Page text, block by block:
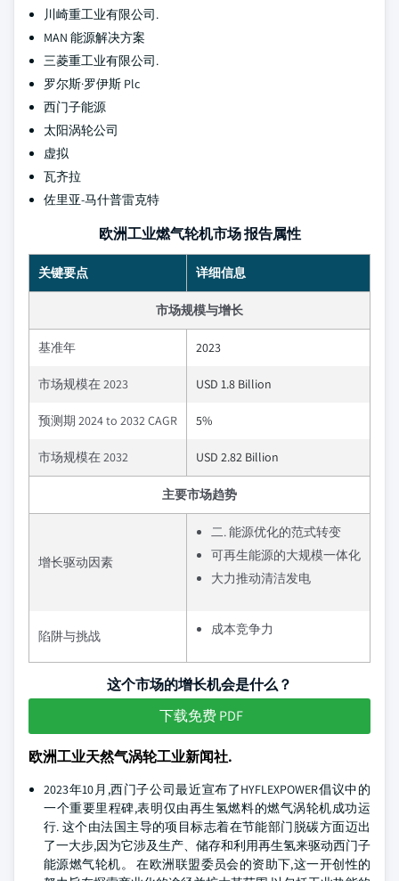
川崎重工业有限公司.
MAN 能源解决方案
三菱重工业有限公司.
罗尔斯·罗伊斯 Plc
西门子能源
太阳涡轮公司
虚拟
瓦齐拉
佐里亚-马什普雷克特
欧洲工业燃气轮机市场 报告属性
关键要点 详细信息
市场规模与增长
基准年 2023
市场规模在 2023 USD 1.8 Billion
预测期 2024 to 2032 CAGR 5%
市场规模在 2032 USD 2.82 Billion
主要市场趋势
增长驱动因素
二. 能源优化的范式转变
可再生能源的大规模一体化
大力推动清洁发电
陷阱与挑战 成本竞争力
这个市场的增长机会是什么？
下载免费 PDF
欧洲工业天然气涡轮工业新闻社.
2023年10月,西门子公司最近宣布了HYFLEXPOWER倡议中的
一个重要里程碑,表明仅由再生氢燃料的燃气涡轮机成功运
行. 这个由法国主导的项目标志着在节能部门脱碳方面迈出
了一大步,因为它涉及生产、储存和利用再生氢来驱动西门子
能源燃气轮机。 在欧洲联盟委员会的资助下,这一开创性的